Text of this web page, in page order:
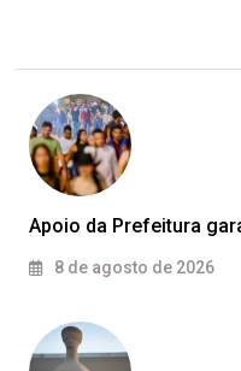
Apoio da Prefeitura
8 de agosto de 2026